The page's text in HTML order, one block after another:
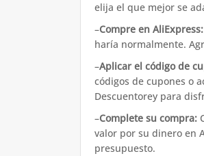
elija el que mejor se
–Compre en AliExpress:
haría normalmente.
–Aplicar el código de
códigos de cupones o
Descuentorey para
–Complete su compra:
valor por su dinero en
presupuesto.